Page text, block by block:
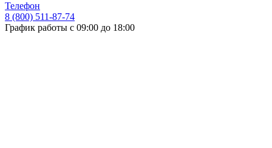
Телефон
8 (800) 511-87-74
График работы с 09:00 до 18:00